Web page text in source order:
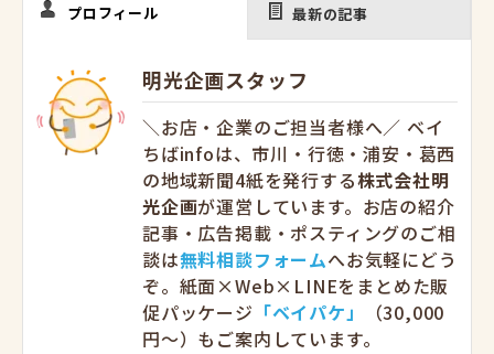
プロフィール 最新の記事
明光企画スタッフ
＼お店・企業のご担当者様へ／ ベイ
ちばinfoは、市川・行徳・浦安・葛西
の地域新聞4紙を発行する株式会社明
光企画が運営しています。お店の紹介
記事・広告掲載・ポスティングのご相
談は無料相談フォームへお気軽にどう
ぞ。紙面×Web×LINEをまとめた販
促パッケージ 「ベイパケ」
（30,000
円〜）もご案内しています。